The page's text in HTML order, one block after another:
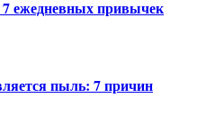
ежедневных привычек
пыль: 7 причин